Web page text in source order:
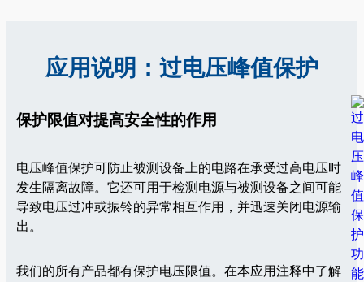
应用说明：过电压峰值保护
保护限值对提高安全性的作用
电压峰值保护可防止被测设备上的电路在承受过高电压时
发生隔离故障。它还可用于检测电源与被测设备之间可能
导致电压过冲或振铃的异常相互作用，并迅速关闭电源输
出。
我们的所有产品都有保护电压限值。在本应用注释中了解